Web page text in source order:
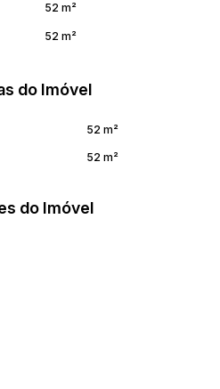
52 m²
52 m²
do Imóvel
52 m²
52 m²
do Imóvel